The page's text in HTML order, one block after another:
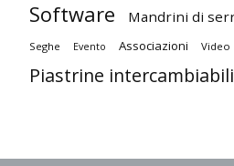
Software Mandrini di
Seghe Evento Associazioni Video
Piastrine intercambiabili